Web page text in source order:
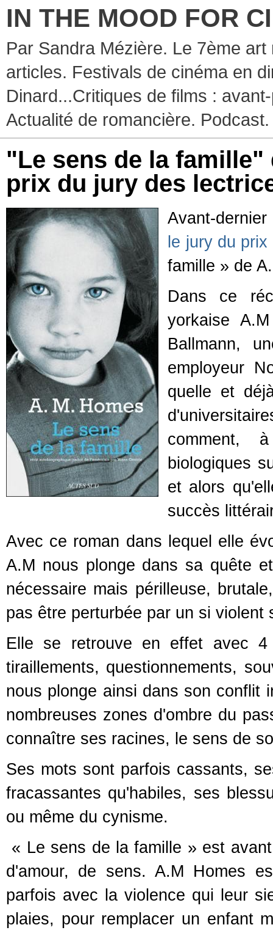
IN THE MOOD FOR
Par Sandra Mézière. Le 7ème
articles. Festivals de cinéma en
Dinard...Critiques de films :
Actualité de romancière. Podcast.
"Le sens de la famille"
prix du jury des
Avant-
le jury du
famille » de
Dans ce
yorkaise
Ballmann,
employeur
quelle et
comment,
biologiques
et alors
succès
Avec ce roman dans lequel elle
A.M nous plonge dans sa quête
nécessaire mais périlleuse,
pas être perturbée par un si violent
Elle se retrouve en effet avec
tiraillements, questionnements,
nous plonge ainsi dans son conflit
nombreuses zones d'ombre du
connaître ses racines, le sens de
Ses mots sont parfois cassants,
fracassantes qu'habiles, ses
ou même du cynisme.
« Le sens de la famille » est
d'amour, de sens. A.M Homes
parfois avec la violence qui leur
plaies, pour remplacer un enfant